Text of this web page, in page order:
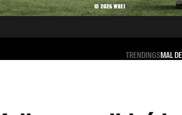
TRENDINGSMAL